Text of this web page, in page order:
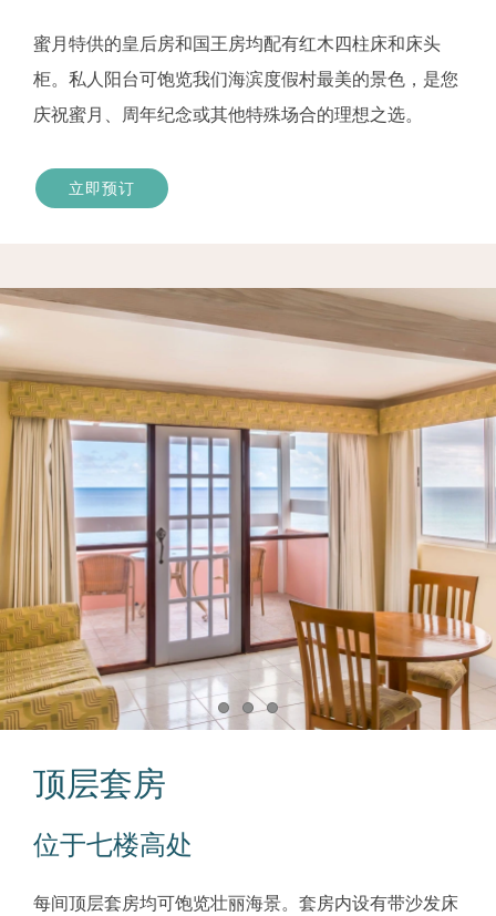
蜜月特供的皇后房和国王房均配有红木四柱床和床头
柜。私人阳台可饱览我们海滨度假村最美的景色，是您
庆祝蜜月、周年纪念或其他特殊场合的理想之选。
立即预订
Item 1
Item 2Item 3
顶层套房
位于七楼高处
每间顶层套房均可饱览壮丽海景。套房内设有带沙发床